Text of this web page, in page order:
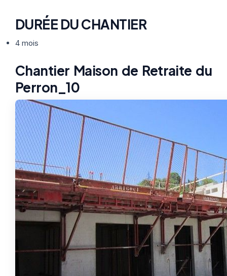
DURÉE DU CHANTIER
4 mois
Chantier Maison de Retraite du
Perron_10